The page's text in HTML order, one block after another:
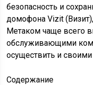
безопасность и
домофона Vizit
Метаком чаще всего
обслуживающими
осуществить и
Содержание